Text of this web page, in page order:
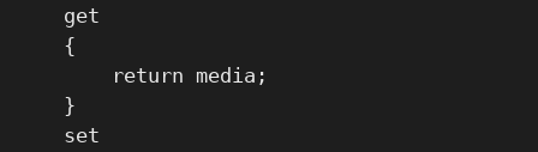
    get
    {
        return media;
    }
    set